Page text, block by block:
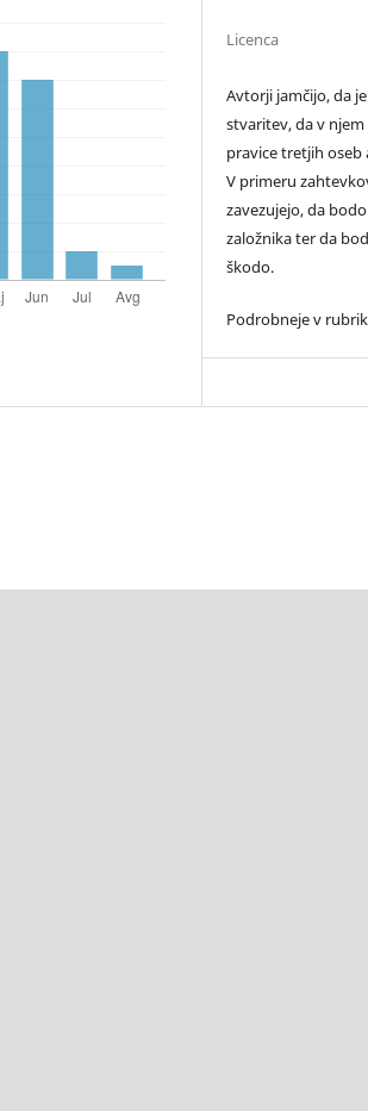
Licenca
Avtorji jamčijo, da
stvaritev, da v
pravice tretjih oseb
V primeru
zavezujejo, da
založnika ter da
škodo.
Podrobneje v